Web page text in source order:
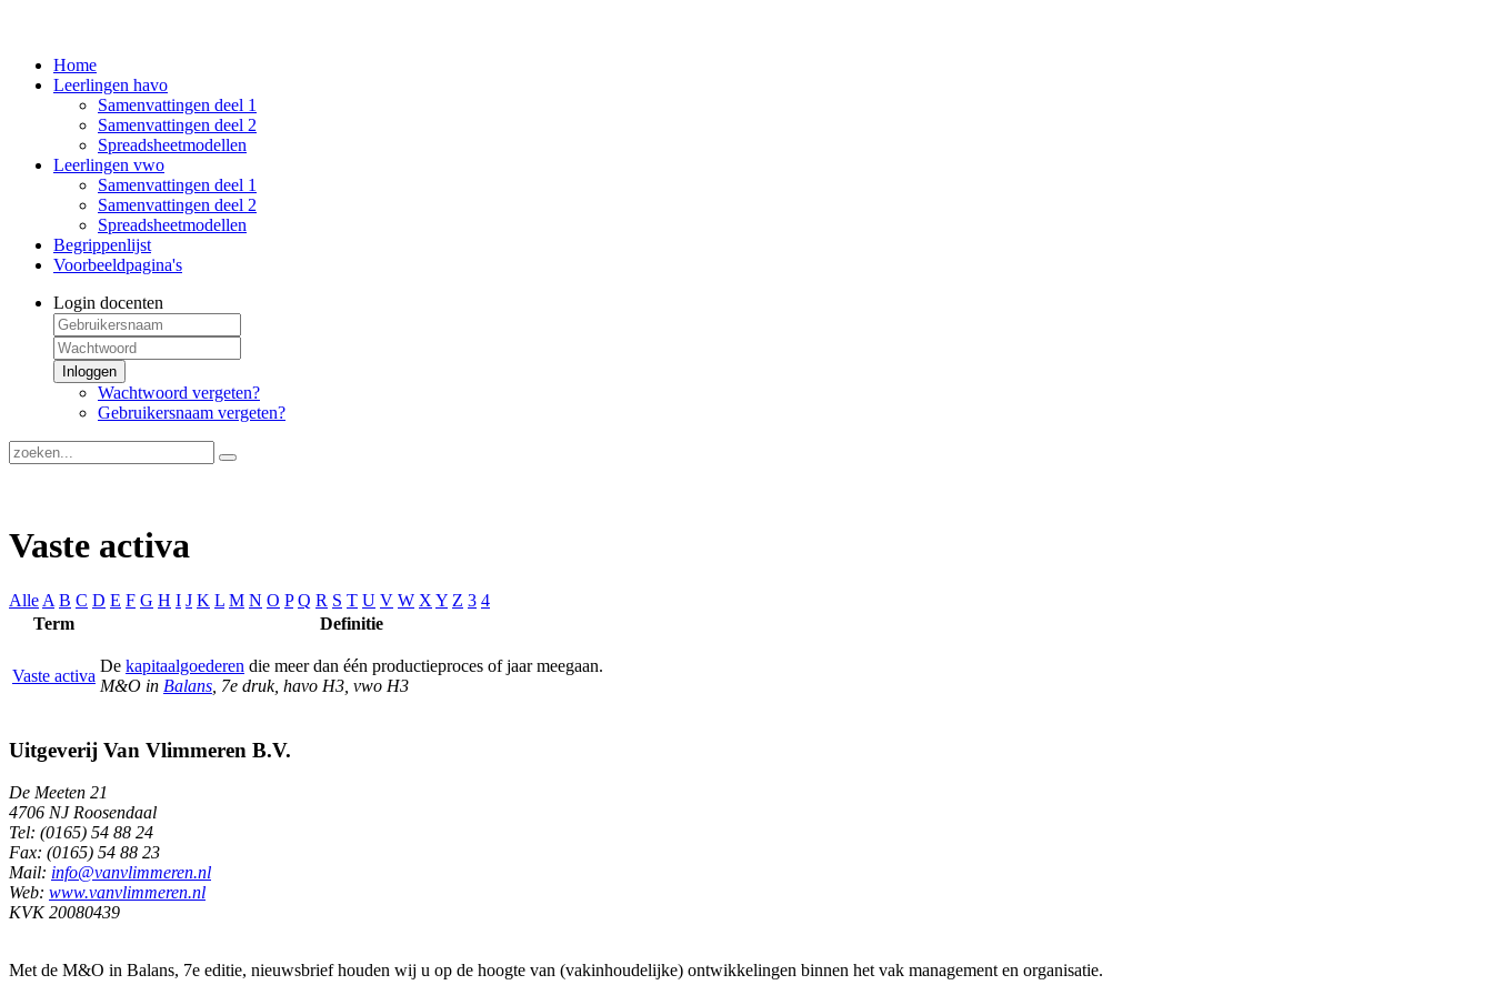
Home
Leerlingen havo
Samenvattingen deel 1
Samenvattingen deel 2
Spreadsheetmodellen
Leerlingen vwo
Samenvattingen deel 1
Samenvattingen deel 2
Spreadsheetmodellen
Begrippenlijst
Voorbeeldpagina's
Login docenten
Inloggen
Wachtwoord vergeten?
Gebruikersnaam vergeten?
Vaste activa
Alle A B C D E F G H I J K L M N O P Q R S T U V W X Y Z 3 4
Term
Definitie
Vaste activa
De kapitaalgoederen die meer dan één productieproces of jaar meegaan.
M&O in Balans , 7e druk, havo H3, vwo H3
Uitgeverij Van Vlimmeren B.V.
De Meeten 21
4706 NJ Roosendaal
Tel: (0165) 54 88 24
Fax: (0165) 54 88 23
Mail: info@vanvlimmeren.nl
Web: www.vanvlimmeren.nl
KVK 20080439
Met de M&O in Balans, 7e editie, nieuwsbrief houden wij u op de hoogte van (vakinhoudelijke) ontwikkelingen binnen het vak management en organisatie.